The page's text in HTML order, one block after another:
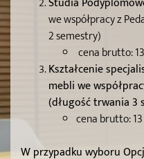
we współpracy z
2 semestry)
cena brutto:
Kształcenie
mebli we
(długość trwania 3
cena brutto:
W przypadku wyboru